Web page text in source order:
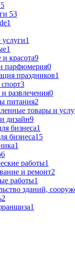
5
53
1
1
1
и красота9
парфюмерия0
праздников1
3
развлечения0
питания2
товары и
дизайн9
бизнеса1
бизнеса15
1
6
работы1
и ремонт2
работы1
зданий,
2
1